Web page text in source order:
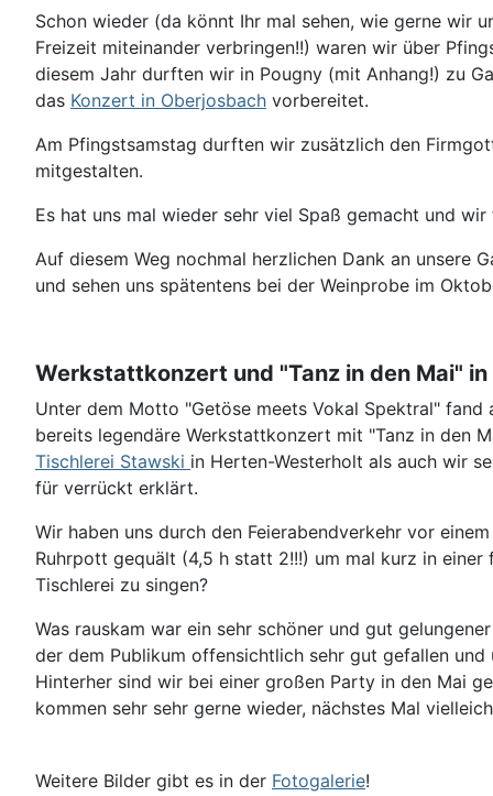
Schon wieder (da könnt Ihr mal sehen, wie gerne wir
Freizeit miteinander verbringen!!) waren wir über
diesem Jahr durften wir in Pougny (mit Anhang!) zu
das Konzert in Oberjosbach vorbereitet.
Am Pfingstsamstag durften wir zusätzlich den
mitgestalten.
Es hat uns mal wieder sehr viel Spaß gemacht und
Auf diesem Weg nochmal herzlichen Dank an unsere
und sehen uns spätentens bei der Weinprobe im
Werkstattkonzert und "Tanz in den Mai"
Unter dem Motto "Getöse meets Vokal Spektral" fand
bereits legendäre Werkstattkonzert mit "Tanz in den
Tischlerei Stawski in Herten-Westerholt als auch wir
für verrückt erklärt.
Wir haben uns durch den Feierabendverkehr vor
Ruhrpott gequält (4,5 h statt 2!!!) um mal kurz in einer
Tischlerei zu singen?
Was rauskam war ein sehr schöner und gut
der dem Publikum offensichtlich sehr gut gefallen und
Hinterher sind wir bei einer großen Party in den Mai
kommen sehr sehr gerne wieder, nächstes Mal
Weitere Bilder gibt es in der Fotogalerie!